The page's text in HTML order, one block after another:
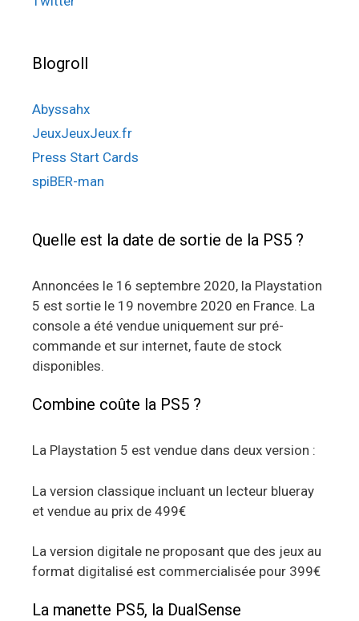
Blogroll
Abyssahx
JeuxJeuxJeux.fr
Press Start Cards
spiBER-man
Quelle est la date de sortie de la PS5 ?
Annoncées le 16 septembre 2020, la Playstation
5 est sortie le 19 novembre 2020 en France. La
console a été vendue uniquement sur pré-
commande et sur internet, faute de stock
disponibles.
Combine coûte la PS5 ?
La Playstation 5 est vendue dans deux version :
La version classique incluant un lecteur blueray
et vendue au prix de 499€
La version digitale ne proposant que des jeux au
format digitalisé est commercialisée pour 399€
La manette PS5, la DualSense